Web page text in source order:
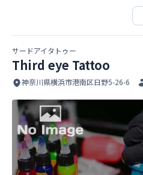
サードアイタトゥー
Third eye Tattoo
神奈川県横浜市港南区日野5-26-6
Third eye Tattoo